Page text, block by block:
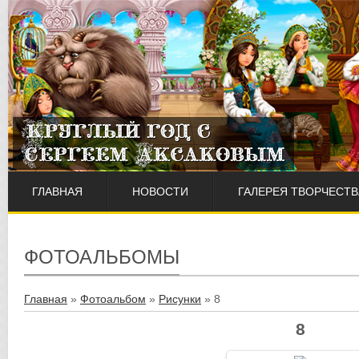
ГЛАВНАЯ НОВОСТИ ГАЛЕРЕЯ
ФОТОАЛЬБОМЫ
Главная » Фотоальбом » Рисунки » 8
8